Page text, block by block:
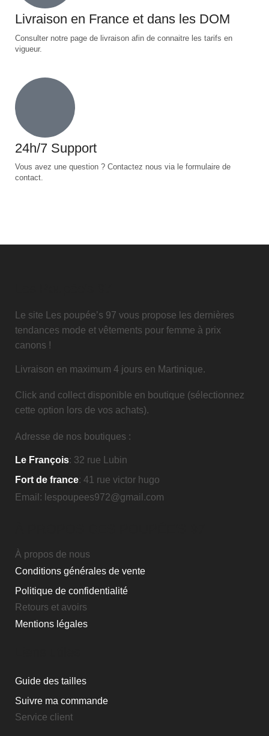
Livraison en France et dans les DOM
Consulter notre page de livraison afin de connaitre les tarifs en
vigueur.
24h/7 Support
Vous avez une question ? Contactez nous via le formulaire de
contact.
Le site Les poupée’s 97 vous propose les dernières
tendances mode et vêtements pour femme à prix
canons !
Livraison en maximum 4 jours en Martinique.
Click and collect disponible en boutique (sélectionnez
cette option lors de vos achats).
Adresse de nos boutiques :
Le François: 32 rue Lubin
Fort de france: 41 rue victor hugo
Email: lespoupees972@gmail.com
À propos de nous
Conditions générales de vente
Politique de confidentialité
Retours et avoirs
Mentions légales
Guide des tailles
Suivre ma commande
Service client